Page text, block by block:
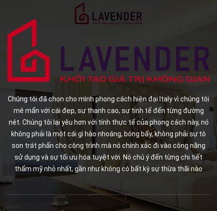
Chúng tôi đã chọn cho mình phong cách hiện đại Italy vì chúng tôi
mê mẩn với cái đẹp, sự thanh cao, sự tinh tế đến từng đường
nét. Chúng tôi lại yêu hơn với tính thực tế của phong cách này, nó
không phải là một cái gì hào nhoáng, bóng bẩy, không phải sự tô
son trát phấn cho công trình mà nó chính xác đi vào công năng
sử dụng và sự tối ưu hóa tuyệt vời. Nó chú ý đến từng chi tiết
thẩm mỹ nhỏ nhất, gần như không có bất kỳ sự thừa thãi nào